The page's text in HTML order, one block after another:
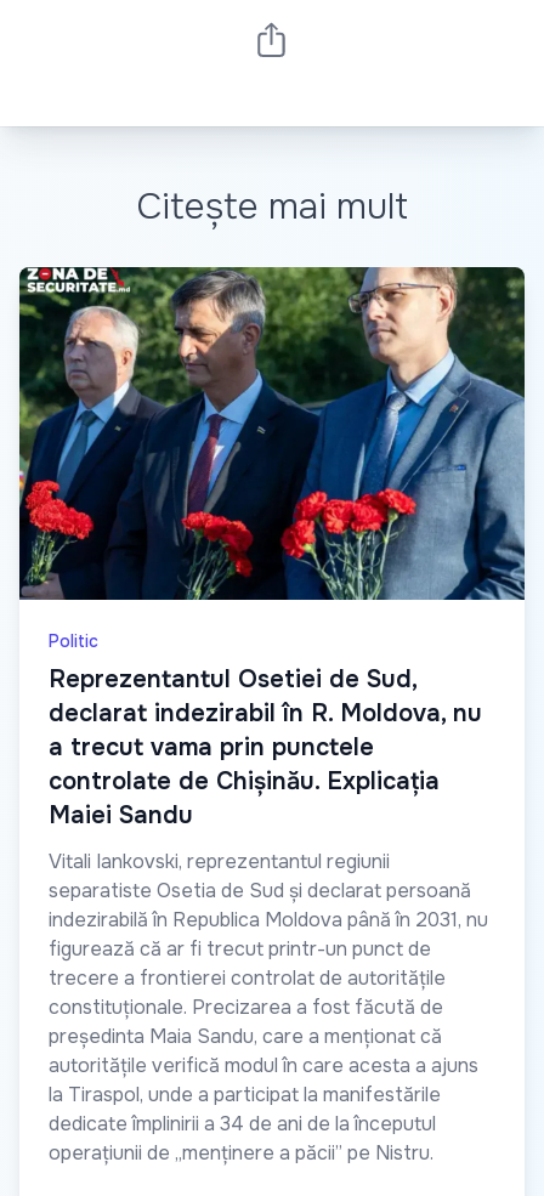
Citește mai mult
Politic
Reprezentantul Osetiei de Sud,
declarat indezirabil în R. Moldova, nu
a trecut vama prin punctele
controlate de Chișinău. Explicația
Maiei Sandu
Vitali Iankovski, reprezentantul regiunii
separatiste Osetia de Sud și declarat persoană
indezirabilă în Republica Moldova până în 2031, nu
figurează că ar fi trecut printr-un punct de
trecere a frontierei controlat de autoritățile
constituționale. Precizarea a fost făcută de
președinta Maia Sandu, care a menționat că
autoritățile verifică modul în care acesta a ajuns
la Tiraspol, unde a participat la manifestările
dedicate împlinirii a 34 de ani de la începutul
operațiunii de „menținere a păcii” pe Nistru.